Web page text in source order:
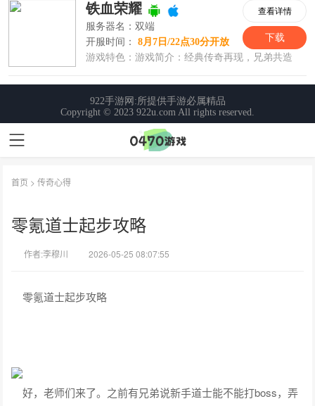
首页 >传奇心得
零氪道士起步攻略
作者:李穆川 2026-05-25 08:07:55
零氪道士起步攻略
好，老师们来了。之前有兄弟说新手道士能不能打boss，弄